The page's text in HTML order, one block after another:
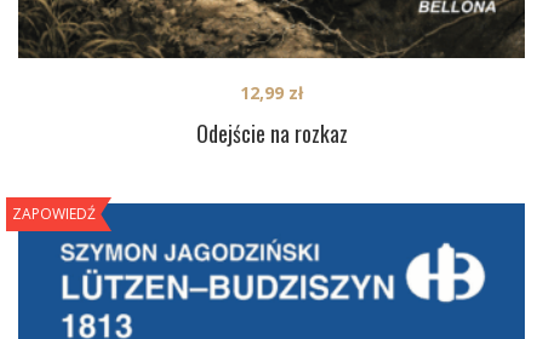
Odejście na rozkaz
12,99 zł
ZAPOWIEDŹ